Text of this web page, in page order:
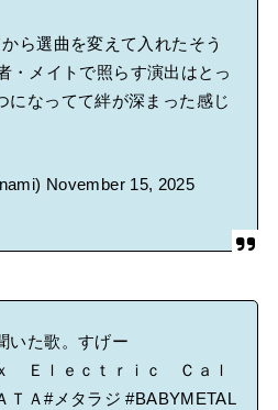
ら選曲を変えて入れたそう
・メイトで照らす演出はとっ
になってて絆が深まった感じ
November 15, 2025
いた歌。すげー
Ｅｌｅｃｔｒｉｃ Ｃａｌ
ＴＡ#メタラジ #BABYMETAL